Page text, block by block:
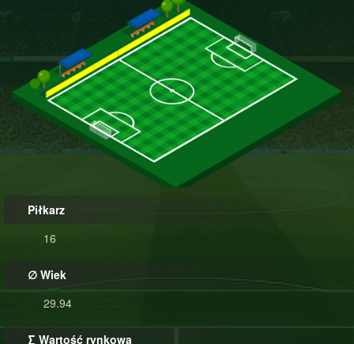
Piłkarz
16
∅ Wiek
29.94
∑ Wartość rynkowa